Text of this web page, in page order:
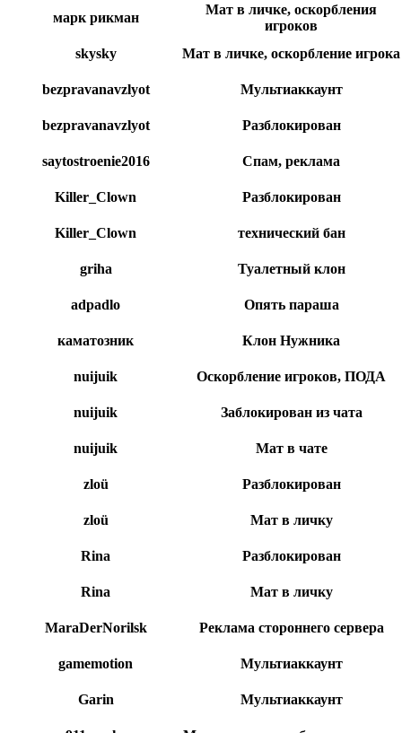
марк рикман
Мат в личке, оскорбления
игроков
skysky
Мат в личке, оскорбление игрока
bezpravanavzlyot Мультиаккаунт
bezpravanavzlyot Разблокирован
saytostroenie2016 Спам, реклама
Killer_Clown Разблокирован
Killer_Clown технический бан
griha Туалетный клон
adpadlo Опять параша
каматозник Клон Нужника
nuijuik Оскорбление игроков, ПОДА
nuijuіk Заблокирован из чата
nuijuik Мат в чате
zloü Разблокирован
zloü Мат в личку
Rina Разблокирован
Rina Мат в личку
MaraDerNorilsk Реклама стороннего сервера
gamemotion Мультиаккаунт
Garin Мультиаккаунт